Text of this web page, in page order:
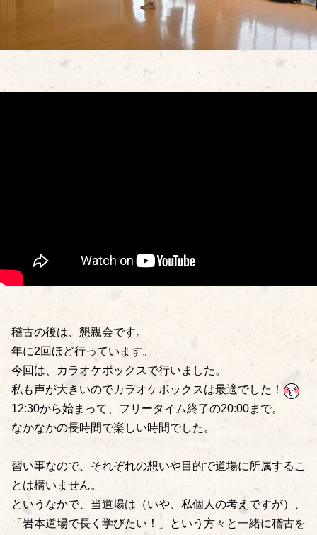
稽古の後は、懇親会です。
年に2回ほど行っています。
今回は、カラオケボックスで行いました。
私も声が大きいのでカラオケボックスは最適でした！
12:30から始まって、フリータイム終了の20:00まで。
なかなかの長時間で楽しい時間でした。
習い事なので、それぞれの想いや目的で道場に所属するこ
とは構いません。
というなかで、当道場は（いや、私個人の考えですが）、
「岩本道場で長く学びたい！」という方々と一緒に稽古を